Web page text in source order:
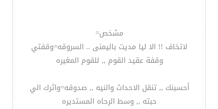
مشخص=
لاتخاف !! الا ليا مديت باليمنى .. السروقه=وقفتي
وقفة عقيد القوم ,, للقوم المغيره
أحسبنك ,, تنقل الاحداث والنيه ,, صدوقه=واثرك الي
حبته ,, وسط الرحاه المستديره